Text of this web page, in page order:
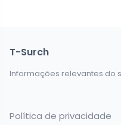
T-Surch
Informações relevantes do
Política de privacidade